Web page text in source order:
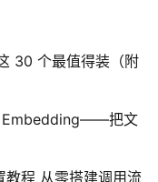
30 个最值得装（附
Embedding——把文
程 从零搭建调用流